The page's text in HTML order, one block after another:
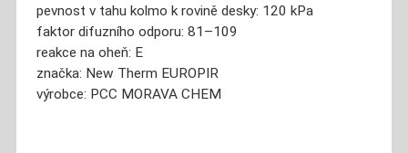
pevnost v tahu kolmo k rovině desky: 120 kPa
faktor difuzního odporu: 81–109
reakce na oheň: E
značka: New Therm EUROPIR
výrobce: PCC MORAVA CHEM